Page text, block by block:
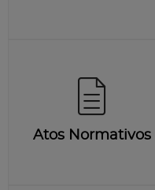
Atos Normativos